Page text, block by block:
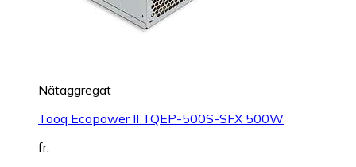
Nätaggregat
Tooq Ecopower II TQEP-500S-SFX 500W
fr.